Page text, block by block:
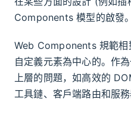
Components 模型的啟發。
Web Components 規範相
自定義元素為中心的。作
上層的問題，如高效的
工具鏈、客戶端路由和服務